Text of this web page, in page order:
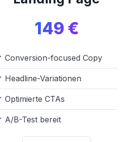
149 €
Conversion-focused Copy
Headline-Variationen
Optimierte CTAs
A/B-Test bereit